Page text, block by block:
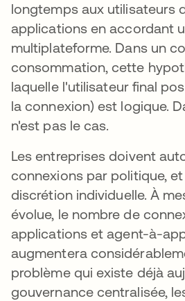
longtemps aux utilisateurs
applications en accordant
multiplateforme. Dans un
consommation, cette
laquelle l'utilisateur final
la connexion) est logique.
n'est pas le cas.
Les entreprises doivent
connexions par politique,
discrétion individuelle. À
évolue, le nombre de
applications et agent-à-
augmentera
problème qui existe déjà
gouvernance centralisée,